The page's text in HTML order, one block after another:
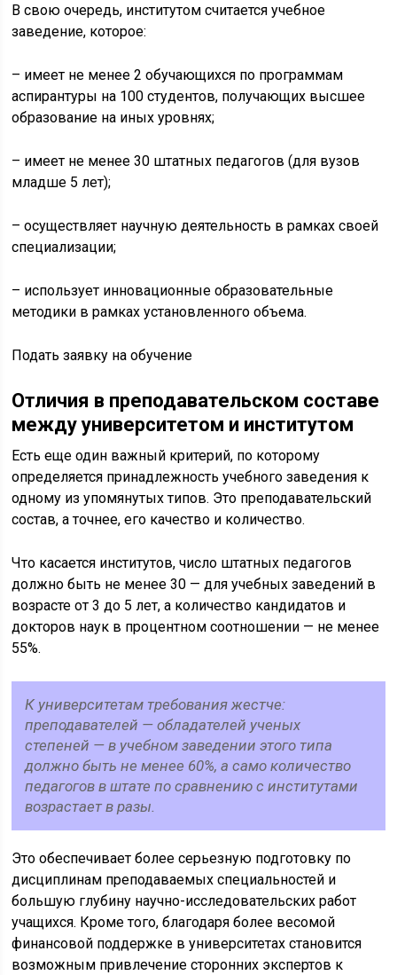
В свою очередь, институтом считается учебное
заведение, которое:
– имеет не менее 2 обучающихся по программам
аспирантуры на 100 студентов, получающих высшее
образование на иных уровнях;
– имеет не менее 30 штатных педагогов (для вузов
младше 5 лет);
– осуществляет научную деятельность в рамках своей
специализации;
– использует инновационные образовательные
методики в рамках установленного объема.
Подать заявку на обучение
Отличия в преподавательском составе
между университетом и институтом
Есть еще один важный критерий, по которому
определяется принадлежность учебного заведения к
одному из упомянутых типов. Это преподавательский
состав, а точнее, его качество и количество.
Что касается институтов, число штатных педагогов
должно быть не менее 30 — для учебных заведений в
возрасте от 3 до 5 лет, а количество кандидатов и
докторов наук в процентном соотношении — не менее
55%.
К университетам требования жестче:
преподавателей — обладателей ученых
степеней — в учебном заведении этого типа
должно быть не менее 60%, а само количество
педагогов в штате по сравнению с институтами
возрастает в разы.
Это обеспечивает более серьезную подготовку по
дисциплинам преподаваемых специальностей и
большую глубину научно-исследовательских работ
учащихся. Кроме того, благодаря более весомой
финансовой поддержке в университетах становится
возможным привлечение сторонних экспертов к